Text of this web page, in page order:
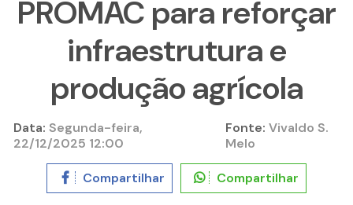
PROMAC para reforçar
infraestrutura e
produção agrícola
Data: Segunda-feira,
22/12/2025 12:00
Fonte: Vivaldo S.
Melo
Compartilhar Compartilhar